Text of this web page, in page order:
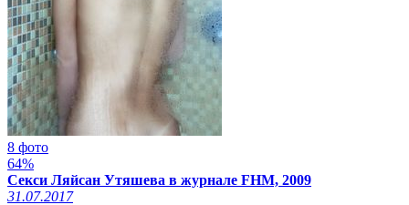
8 фото
64%
Секси Ляйсан Утяшева в журнале FHM, 2009
31.07.2017